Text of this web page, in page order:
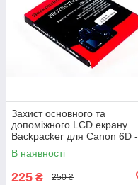
Захист основного та
допоміжного LCD екрану
Backpacker для Canon 6D -
загартоване скло
В наявності
225 ₴ 250 ₴